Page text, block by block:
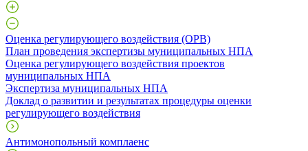
Оценка регулирующего воздействия (ОРВ)
План проведения экспертизы муниципальных НПА
Оценка регулирующего воздействия проектов
муниципальных НПА
Экспертиза муниципальных НПА
Доклад о развитии и результатах процедуры оценки
регулирующего воздействия
Антимонопольный комплаенс